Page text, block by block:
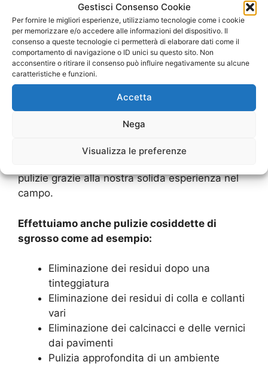
Gestisci Consenso Cookie
Per fornire le migliori esperienze, utilizziamo tecnologie come i cookie
per memorizzare e/o accedere alle informazioni del dispositivo. Il
consenso a queste tecnologie ci permetterà di elaborare dati come il
comportamento di navigazione o ID unici su questo sito. Non
acconsentire o ritirare il consenso può influire negativamente su alcune
caratteristiche e funzioni.
Accetta
Nega
Visualizza le preferenze
Per pulizie ordinarie si intendono tutte quelle
pulizie che contribuiscono a mantenere un
ambiente al meglio del suo aspetto e della sua
igiene.
Offriamo questo servizio tanto ai privati quanto
alle aziende e sappiamo come differenziare la
nostra offerta in base alle specifiche esigenze
di ciascuna tipologia di cliente.
pulizie grazie alla nostra solida esperienza nel
campo.
Effettuiamo anche pulizie cosiddette di
sgrosso come ad esempio:
Eliminazione dei residui dopo una
tinteggiatura
Eliminazione dei residui di colla e collanti
vari
Eliminazione dei calcinacci e delle vernici
dai pavimenti
Pulizia approfondita di un ambiente